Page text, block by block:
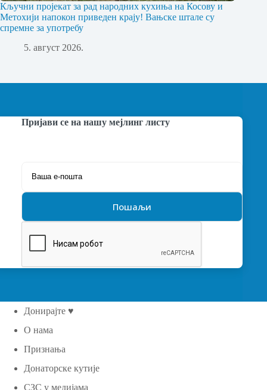
Кључни пројекат за рад народних кухиња на Косову и
Метохији напокон приведен крају! Вањске штале су
спремне за употребу
5. август 2026.
Пријави се на нашу мејлинг листу
Донирајте ♥
О нама
Признања
Донаторске кутије
СЗС у медијама